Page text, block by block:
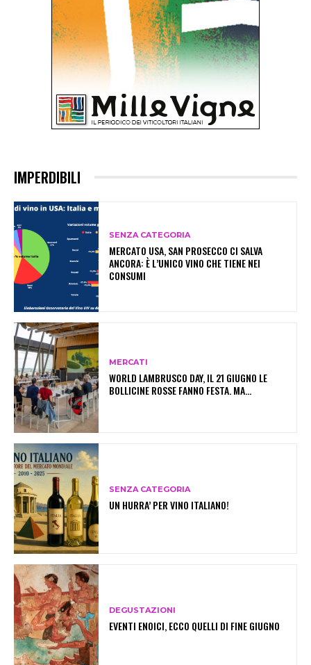
IMPERDIBILI
SENZA CATEGORIA
MERCATO USA, SAN PROSECCO CI SALVA
ANCORA: È L’UNICO VINO CHE TIENE NEI
CONSUMI
MERCATI
WORLD LAMBRUSCO DAY, IL 21 GIUGNO LE
BOLLICINE ROSSE FANNO FESTA. MA…
SENZA CATEGORIA
UN HURRA’ PER VINO ITALIANO!
DEGUSTAZIONI
EVENTI ENOICI, ECCO QUELLI DI FINE GIUGNO